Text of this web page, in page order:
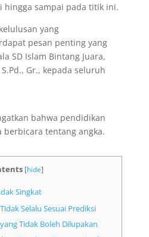
hingga sampai pada titik ini.
yang
pesan penting yang
SD Islam Bintang Juara,
Gr., kepada seluruh
bahwa pendidikan
tentang angka.
[hide]
Singkat
Selalu Sesuai Prediksi
Tidak Boleh Dilupakan